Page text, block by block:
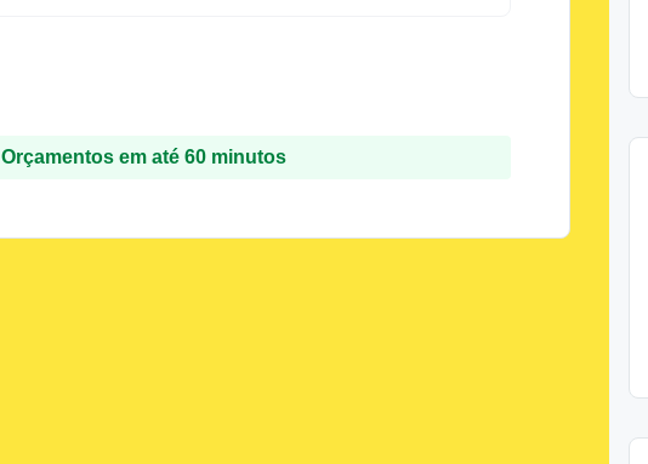
Orçamentos em até 60 minutos